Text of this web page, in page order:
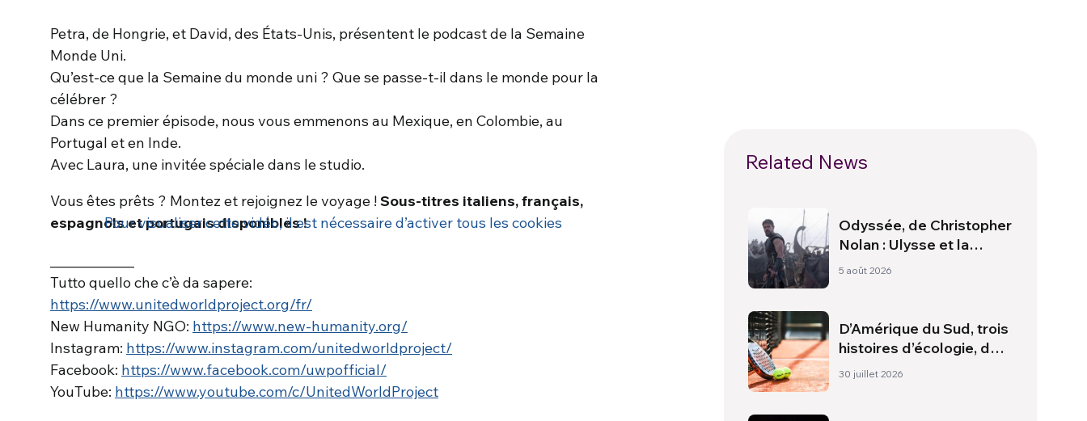
Petra, de Hongrie, et David, des États-Unis, présentent le podcast de la Semaine
Monde Uni.
Qu’est-ce que la Semaine du monde uni ? Que se passe-t-il dans le monde pour la
célébrer ?
Dans ce premier épisode, nous vous emmenons au Mexique, en Colombie, au
Portugal et en Inde.
Avec Laura, une invitée spéciale dans le studio.
Vous êtes prêts ? Montez et rejoignez le voyage !Sous-titres italiens, français,
espagnols et portugais disponibles !
Pour visualiser cette vidéo, il est nécessaire d’activer tous les cookies
Tutto quello che c’è da sapere:
https://www.unitedworldproject.org/fr/
New Humanity NGO: https://www.new-humanity.org/
Instagram: https://www.instagram.com/unitedworldproject/
Facebook: https://www.facebook.com/uwpofficial/
YouTube: https://www.youtube.com/c/UnitedWorldProject
Related News
Odyssée, de Christopher
Nolan : Ulysse et la
nécessité d’une nouvelle
5 août 2026
D’Amérique du Sud, trois
histoires d’écologie, de
sport et de santé
30 juillet 2026